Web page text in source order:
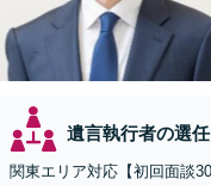
遺言執行者の選任
関東エリア対応【初回面談